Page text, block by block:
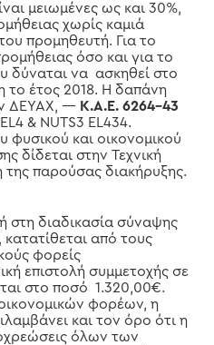
μειωμένες ως και 30%,
χωρίς καμιά
προμηθευτή. Για το
όσο και για το
δύναται να ασκηθεί στο
το έτος 2018. Η δαπάνη
ΔΕΥΑΧ, —Κ.Α.Ε. 6264-43
EL 4 & NUTS3 EL 434.
φυσικού και οικονομικού
δίδεται στην Τεχνική
της παρούσας διακήρυξης.
στη διαδικασία σύναψης
από τους
φορείς
επιστολή συμμετοχής σε
στο ποσό 1.320,00€.
φορέων, η
και τον όρο ότι η
όλων των